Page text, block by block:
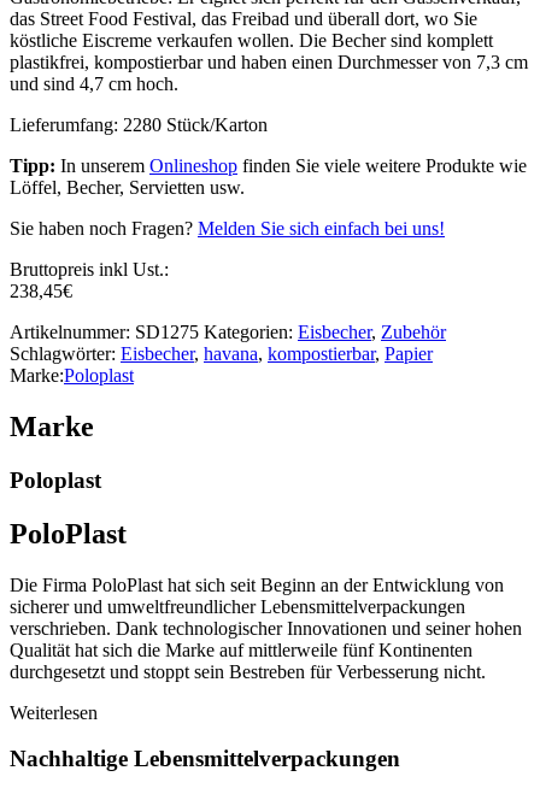
das Street Food Festival, das Freibad und überall dort, wo Sie
köstliche Eiscreme verkaufen wollen. Die Becher sind komplett
plastikfrei, kompostierbar und haben einen Durchmesser von 7,3 cm
und sind 4,7 cm hoch.
Lieferumfang: 2280 Stück/Karton
Tipp: In unserem Onlineshop finden Sie viele weitere Produkte wie
Löffel, Becher, Servietten usw.
Sie haben noch Fragen? Melden Sie sich einfach bei uns!
Bruttopreis inkl Ust.:
238,45€
Artikelnummer: SD1275 Kategorien: Eisbecher, Zubehör
Schlagwörter: Eisbecher, havana, kompostierbar, Papier
Marke:Poloplast
Marke
Poloplast
PoloPlast
Die Firma PoloPlast hat sich seit Beginn an der Entwicklung von
sicherer und umweltfreundlicher Lebensmittelverpackungen
verschrieben. Dank technologischer Innovationen und seiner hohen
Qualität hat sich die Marke auf mittlerweile fünf Kontinenten
durchgesetzt und stoppt sein Bestreben für Verbesserung nicht.
Weiterlesen
Nachhaltige Lebensmittelverpackungen